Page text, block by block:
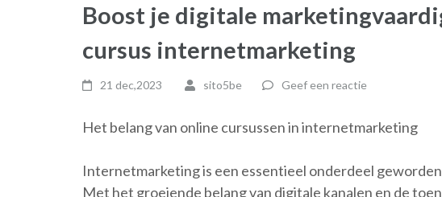
Boost je digitale
cursus internetmarketing
21 dec,2023 sito5be Geef een reactie
Het belang van online cursussen in internetmarketing
Internetmarketing is een essentieel onderdeel
Met het groeiende belang van digitale kanalen en de